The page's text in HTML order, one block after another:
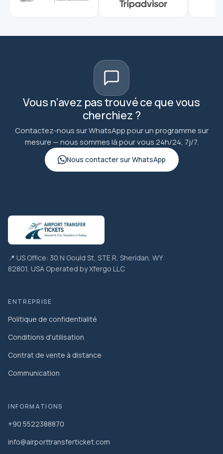
Vous n’avez pas trouvé ce que vous
cherchiez ?
Contactez-nous sur WhatsApp pour un programme sur
mesure — nous sommes là pour vous 24h/24, 7j/7.
Nous contacter sur WhatsApp
📍 US Office: 30 N Gould St, STE R, Sheridan, WY
82801, USA Operated by Xfergo LLC
ENTREPRISE
Politique de confidentialité
Conditions d'utilisation
Contrat de vente à distance
Communication
INFORMATIONS
+90 5522388870
info@airporttransferticket.com